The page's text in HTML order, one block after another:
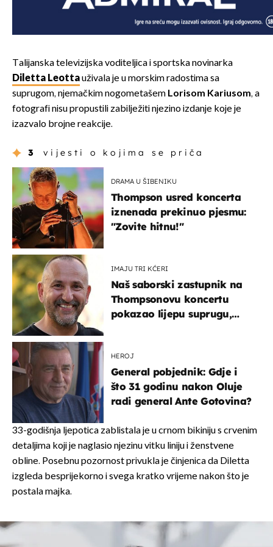
Talijanska televizijska voditeljica i sportska novinarka
Diletta Leottauživala je u morskim radostima sa
suprugom, njemačkim nogometašem Lorisom Kariusom, a
fotografi nisu propustili zabilježiti njezino izdanje koje je
izazvalo brojne reakcije.
3 vijesti o kojima se priča
DRAMA U ŠIBENIKU
Thompson usred koncerta
iznenada prekinuo pjesmu:
"Zovite hitnu!"
IMAJU TRI KĆERI
Naš saborski zastupnik na
Thompsonovu koncertu
pokazao lijepu suprugu,
HEROJ
General pobjednik: Gdje i
što 31 godinu nakon Oluje
radi general Ante Gotovina?
33-godišnja ljepotica zablistala je u crnom bikiniju s crvenim
detaljima koji je naglasio njezinu vitku liniju i ženstvene
obline. Posebnu pozornost privukla je činjenica da Diletta
izgleda besprijekorno i svega kratko vrijeme nakon što je
postala majka.